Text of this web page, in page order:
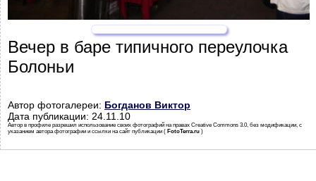
Вечер в баре типичного переулочка
Болоньи
Автор фотогалереи: Богданов Виктор
Дата публикации: 24.11.10
Автор в профиле разрешил использование своих фотографий на правах Creative Commons 3.0, без модификации, с
указанием автора фотографии и ссылки на сайт публикации ( FotoTerra.ru )